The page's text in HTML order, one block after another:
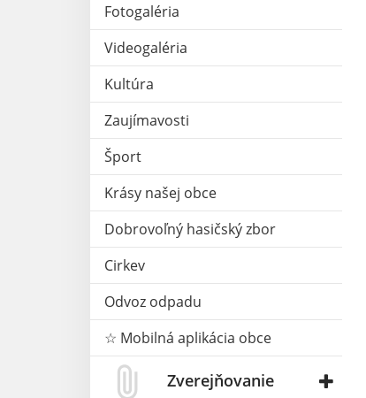
Fotogaléria
Videogaléria
Kultúra
Zaujímavosti
Šport
Krásy našej obce
Dobrovoľný hasičský zbor
Cirkev
Odvoz odpadu
☆ Mobilná aplikácia obce
Zverejňovanie
23. APR 2026
z 20.
Aktuality
Stavebné povolenbie SPP
01. APR 2025 Aktuality
Pomôcka pre správne